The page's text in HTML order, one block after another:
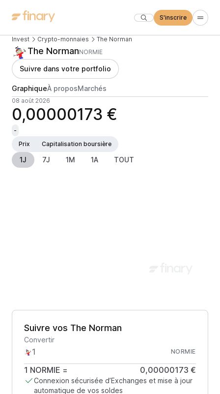
S'inscrire
Invest Crypto-monnaies The Norman
The NormanNORMIE
Suivre dans votre portfolio
GraphiqueÀ proposMarchés
08 août 2026
0,00000173 €
-
Prix
Capitalisation boursière
1J 7J 1M 1A TOUT
Suivre vos The Norman
Convertir
NORMIE
1 NORMIE = 0,00000173 €
Connexion sécurisée d’Exchanges et mise à jour
automatique de vos soldes